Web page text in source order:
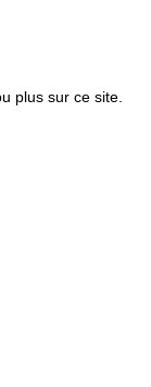
plus sur ce site.